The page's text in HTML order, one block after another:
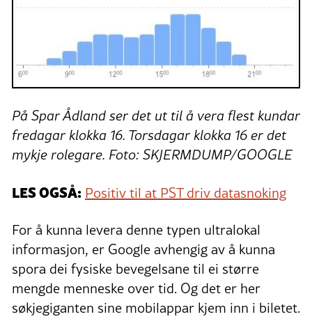
På Spar Ådland ser det ut til å vera flest kundar
fredagar klokka 16. Torsdagar klokka 16 er det
mykje rolegare. Foto: SKJERMDUMP/GOOGLE
LES OGSÅ: Positiv til at PST driv datasnoking
For å kunna levera denne typen ultralokal
informasjon, er Google avhengig av å kunna
spora dei fysiske bevegelsane til ei større
mengde menneske over tid. Og det er her
søkjegiganten sine mobilappar kjem inn i biletet.